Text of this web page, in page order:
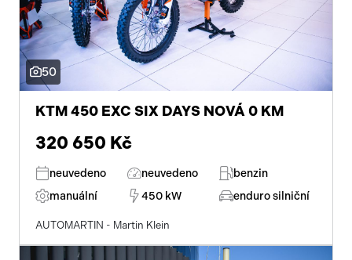
50
KTM 450 EXC SIX DAYS NOVÁ 0 KM
320 650 Kč
neuvedeno neuvedeno
benzin
manuální
450 kW enduro silniční
AUTOMARTIN - Martin Klein